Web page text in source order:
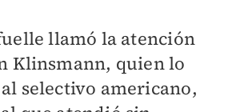
llamó la atención
Klinsmann, quien lo
selectivo americano,